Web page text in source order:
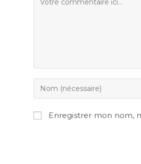
Enregistrer mon nom,